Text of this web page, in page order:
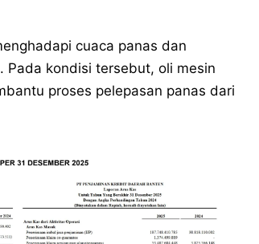
cuaca panas dan
Pada kondisi tersebut, oli mesin
proses pelepasan panas dari